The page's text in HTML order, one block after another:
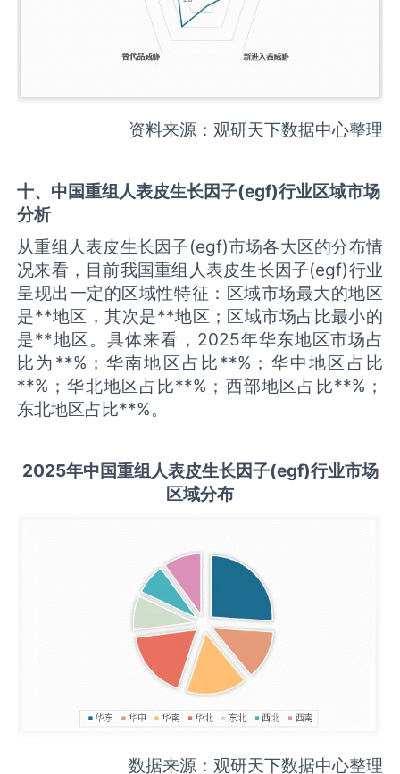
资料来源：观研天下数据中心整理
十、中国重组人表皮生长因子(egf)行业区域市场
分析
从重组人表皮生长因子(egf)市场各大区的分布情
况来看，目前我国重组人表皮生长因子(egf)行业
呈现出一定的区域性特征：区域市场最大的地区
是**地区，其次是**地区；区域市场占比最小的
是**地区。具体来看，2025年华东地区市场占
比为**%；华南地区占比**%；华中地区占比
**%；华北地区占比**%；西部地区占比**%；
东北地区占比**%。
2025年中国重组人表皮生长因子(egf)行业市场
区域分布
数据来源：观研天下数据中心整理